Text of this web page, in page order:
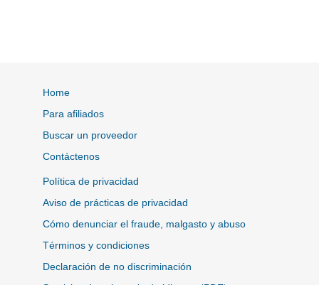
Home
Para afiliados
Buscar un proveedor
Contáctenos
Política de privacidad
Aviso de prácticas de privacidad
Cómo denunciar el fraude, malgasto y abuso
Términos y condiciones
Declaración de no discriminación